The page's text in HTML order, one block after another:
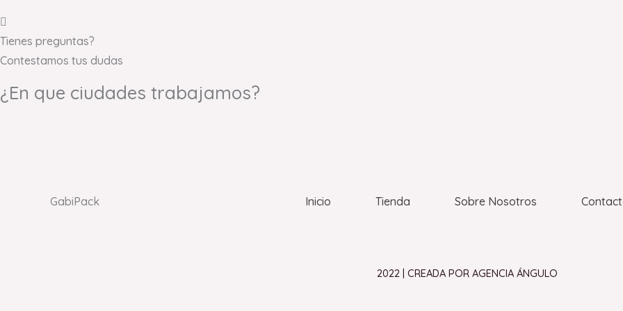
Tienes preguntas?
Contestamos tus dudas
¿En que ciudades trabajamos?
GabiPack Inicio Tienda Sobre Nosotros
2022 | CREADA POR AGENCIA ÁNGULO